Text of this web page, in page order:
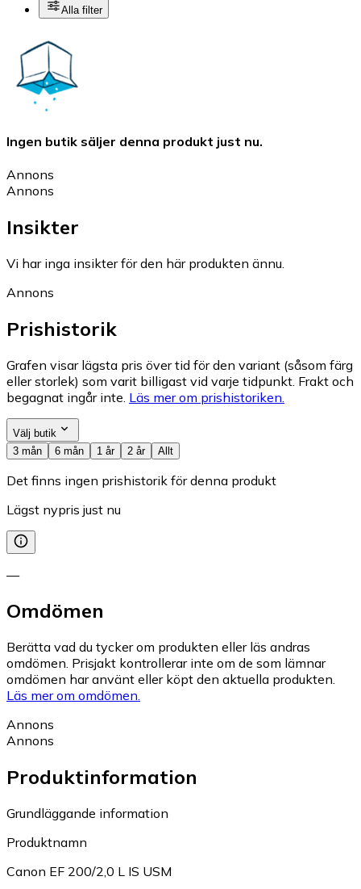
Alla filter
Ingen butik säljer denna produkt just nu.
Annons
Annons
Insikter
Vi har inga insikter för den här produkten ännu.
Annons
Prishistorik
Grafen visar lägsta pris över tid för den variant (såsom färg
eller storlek) som varit billigast vid varje tidpunkt. Frakt och
begagnat ingår inte. Läs mer om prishistoriken.
Välj butik
3 mån
6 mån 1 år 2 år Allt
Det finns ingen prishistorik för denna produkt
Lägst nypris just nu
—
Omdömen
Berätta vad du tycker om produkten eller läs andras
omdömen. Prisjakt kontrollerar inte om de som lämnar
omdömen har använt eller köpt den aktuella produkten.
Läs mer om omdömen.
Annons
Annons
Produktinformation
Grundläggande information
Produktnamn
Canon EF 200/2,0 L IS USM